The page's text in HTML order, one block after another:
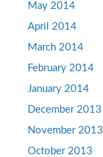
May 2014
April 2014
March 2014
February 2014
January 2014
December 2013
November 2013
October 2013